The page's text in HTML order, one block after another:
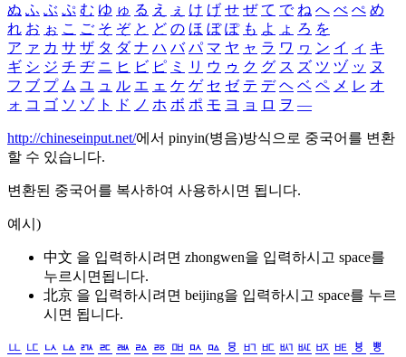
ぬ ふ ぶ ぷ む ゆ ゅ る え ぇ け げ せ ぜ て で ね へ べ ぺ め
れ お ぉ こ ご そ ぞ と ど の ほ ぼ ぽ も よ ょ ろ を
ア ァ カ サ ザ タ ダ ナ ハ バ パ マ ヤ ャ ラ ワ ヮ ン イ ィ キ
ギ シ ジ チ ヂ ニ ヒ ビ ピ ミ リ ウ ゥ ク グ ス ズ ツ ヅ ッ ヌ
フ ブ プ ム ユ ュ ル エ ェ ケ ゲ セ ゼ テ デ ヘ ベ ペ メ レ オ
ォ コ ゴ ソ ゾ ト ド ノ ホ ボ ポ モ ヨ ョ ロ ヲ ―
http://chineseinput.net/에서 pinyin(병음)방식으로 중국어를 변환
할 수 있습니다.
변환된 중국어를 복사하여 사용하시면 됩니다.
예시)
中文 을 입력하시려면 zhongwen을 입력하시고 space를
누르시면됩니다.
北京 을 입력하시려면 beijing을 입력하시고 space를 누르
시면 됩니다.
ㅥ ㅦ ㅧ ㅨ ㅩ ㅪ ㅫ ㅬ ㅭ ㅮ ㅯ ㅰ ㅱ ㅲ ㅳ ㅴ ㅵ ㅶ ㅷ ㅸ
ㅹ